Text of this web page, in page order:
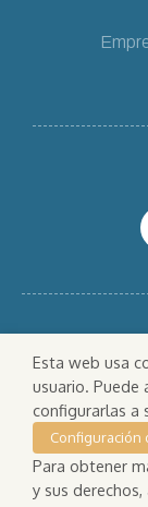
Esta web usa
usuario. Puede
configurarlas a
Configuración
Para obtener
y sus derechos,